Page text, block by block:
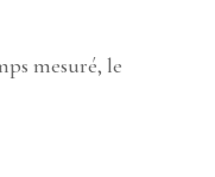
mesuré, le